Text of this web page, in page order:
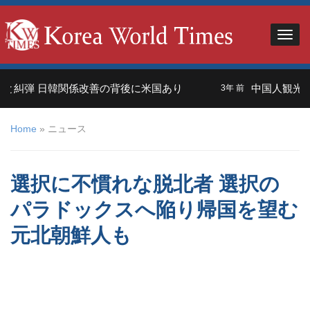
日韓関係改善の背後に米国あり 中国人観光客＝
Home » ニュース
選択に不慣れな脱北者 選択の
パラドックスへ陥り帰国を望む
元北朝鮮人も